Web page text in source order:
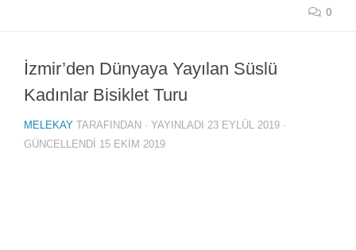
0
İzmir’den Dünyaya Yayılan Süslü
Kadınlar Bisiklet Turu
MELEKAY TARAFINDAN · YAYINLADI 23 EYLÜL 2019 ·
GÜNCELLENDI 15 EKIM 2019